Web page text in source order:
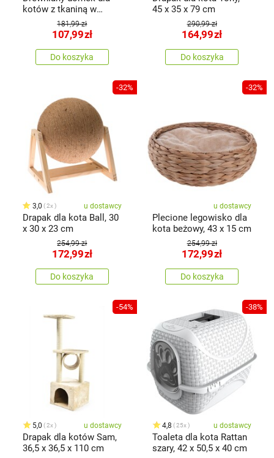
kotów z tkaniną w
kolorzeszarym, 51,5 x
39,5 x 38 cm
181,99 zł
107,99zł
Do koszyka
45 x 35 x 79 cm
290,99 zł
164,99zł
Do koszyka
-32%
3,0 2x u dostawcy
Drapak dla kota Ball, 30
x 30 x 23 cm
254,99 zł
172,99zł
Do koszyka
-32%
u dostawcy
Plecione legowisko dla
kota beżowy, 43 x 15 cm
254,99 zł
172,99zł
Do koszyka
-54%
5,0 2x u dostawcy
Drapak dla kotów Sam,
36,5 x 36,5 x 110 cm
-38%
4,8 25x u dostawcy
Toaleta dla kota Rattan
szary, 42 x 50,5 x 40 cm